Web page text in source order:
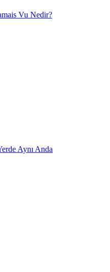
Vu Nedir?
Aynı Anda